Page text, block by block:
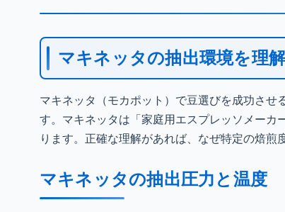
マキネッタの抽出環境を理
マキネッタ（モカポット）で豆選びを成功さ
す。マキネッタは「家庭用エスプレッソメー
ります。正確な理解があれば、なぜ特定の焙煎
マキネッタの抽出圧力と温度